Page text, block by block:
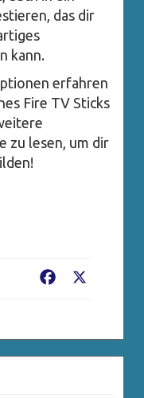
das dir
kann.
erfahren
Fire TV Sticks
zu lesen, um dir
Facebook